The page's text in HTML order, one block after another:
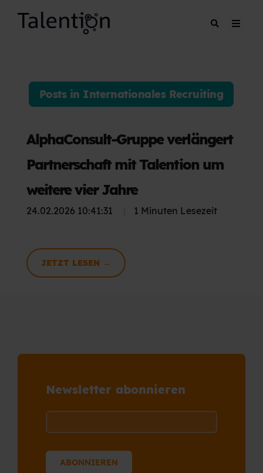
Posts in Internationales Recruiting
AlphaConsult-Gruppe verlängert
Partnerschaft mit Talention um
weitere vier Jahre
24.02.2026 10:41:31 1 Minuten Lesezeit
JETZT LESEN →
Newsletter abonnieren